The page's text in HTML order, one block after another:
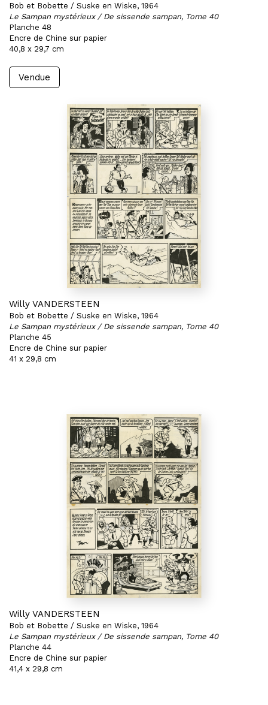
Bob et Bobette / Suske en Wiske, 1964
Le Sampan mystérieux / De sissende sampan, Tome 40
Planche 48
Encre de Chine sur papier
40,8 x 29,7 cm
Vendue
Willy VANDERSTEEN
Bob et Bobette / Suske en Wiske, 1964
Le Sampan mystérieux / De sissende sampan, Tome 40
Planche 45
Encre de Chine sur papier
41 x 29,8 cm
Willy VANDERSTEEN
Bob et Bobette / Suske en Wiske, 1964
Le Sampan mystérieux / De sissende sampan, Tome 40
Planche 44
Encre de Chine sur papier
41,4 x 29,8 cm